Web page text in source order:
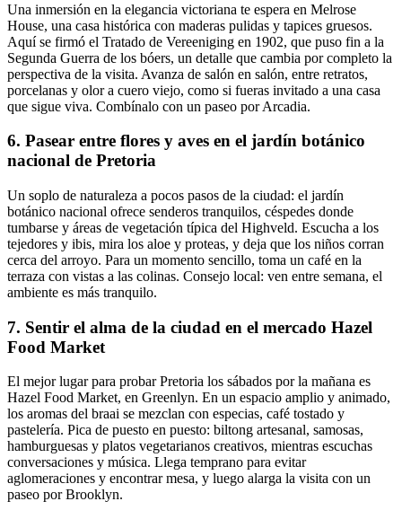
Una inmersión en la elegancia victoriana te espera en Melrose
House, una casa histórica con maderas pulidas y tapices gruesos.
Aquí se firmó el Tratado de Vereeniging en 1902, que puso fin a la
Segunda Guerra de los bóers, un detalle que cambia por completo la
perspectiva de la visita. Avanza de salón en salón, entre retratos,
porcelanas y olor a cuero viejo, como si fueras invitado a una casa
que sigue viva. Combínalo con un paseo por Arcadia.
6. Pasear entre flores y aves en el jardín botánico
nacional de Pretoria
Un soplo de naturaleza a pocos pasos de la ciudad: el jardín
botánico nacional ofrece senderos tranquilos, céspedes donde
tumbarse y áreas de vegetación típica del Highveld. Escucha a los
tejedores y ibis, mira los aloe y proteas, y deja que los niños corran
cerca del arroyo. Para un momento sencillo, toma un café en la
terraza con vistas a las colinas. Consejo local: ven entre semana, el
ambiente es más tranquilo.
7. Sentir el alma de la ciudad en el mercado Hazel
Food Market
El mejor lugar para probar Pretoria los sábados por la mañana es
Hazel Food Market, en Greenlyn. En un espacio amplio y animado,
los aromas del braai se mezclan con especias, café tostado y
pastelería. Pica de puesto en puesto: biltong artesanal, samosas,
hamburguesas y platos vegetarianos creativos, mientras escuchas
conversaciones y música. Llega temprano para evitar
aglomeraciones y encontrar mesa, y luego alarga la visita con un
paseo por Brooklyn.